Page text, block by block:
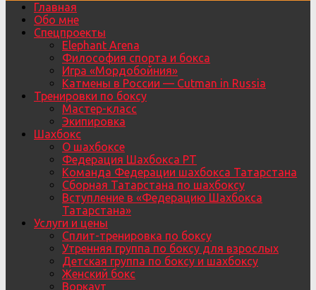
Главная
Обо мне
Спецпроекты
Elephant Arena
Философия спорта и бокса
Игра «Мордобойния»
Катмены в России — Cutman in Russia
Тренировки по боксу
Мастер-класс
Экипировка
Шахбокс
О шахбоксе
Федерация Шахбокса РТ
Команда Федерации шахбокса Татарстана
Сборная Татарстана по шахбоксу
Вступление в «Федерацию Шахбокса
Татарстана»
Услуги и цены
Сплит-тренировка по боксу
Утренняя группа по боксу для взрослых
Детская группа по боксу и шахбоксу
Женский бокс
Воркаут